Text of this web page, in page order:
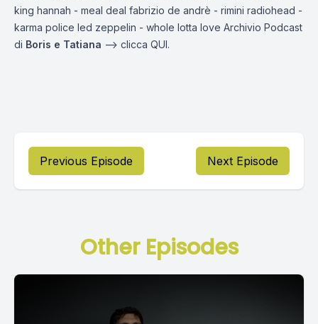
king hannah - meal deal fabrizio de andrè - rimini radiohead -
karma police led zeppelin - whole lotta love Archivio Podcast
di Boris e Tatiana —-> clicca QUI.
Previous Episode Next Episode
Other Episodes